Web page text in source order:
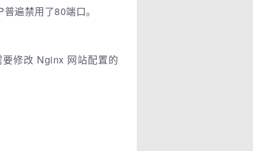
遍禁用了80端口。
修改 Nginx 网站配置的